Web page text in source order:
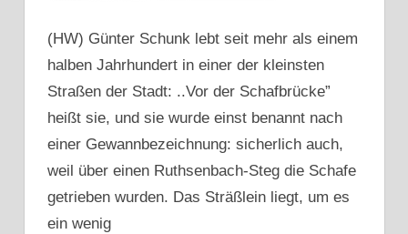
(HW) Günter Schunk lebt seit mehr als einem
halben Jahrhundert in einer der kleinsten
Straßen der Stadt: ..Vor der Schafbrücke”
heißt sie, und sie wurde einst benannt nach
einer Gewannbezeichnung: sicherlich auch,
weil über einen Ruthsenbach-Steg die Schafe
getrieben wurden. Das Sträßlein liegt, um es
ein wenig